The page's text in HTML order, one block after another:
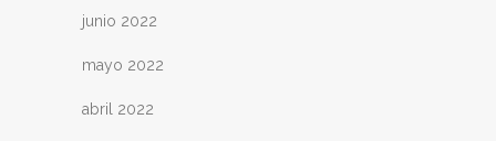
junio 2022
mayo 2022
abril 2022